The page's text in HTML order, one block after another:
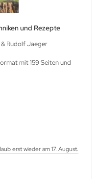
und Rezepte
Rudolf Jaeger
mit 159 Seiten und
erst wieder am 17. August.